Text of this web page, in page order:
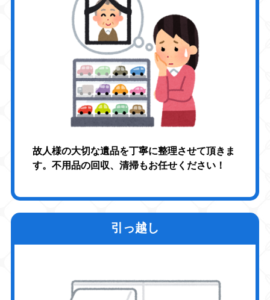
故人様の大切な遺品を丁寧に整理させて頂きま
す。不用品の回収、清掃もお任せください！
引っ越し